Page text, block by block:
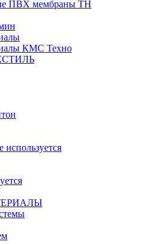
ПВХ мембраны ТН
КМС Техно
используется